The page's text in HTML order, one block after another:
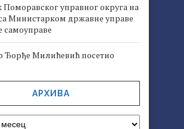
управног округа на
Министарком државне управе
самоуправе
Ђорђе Милићевић посетио
АРХИВА